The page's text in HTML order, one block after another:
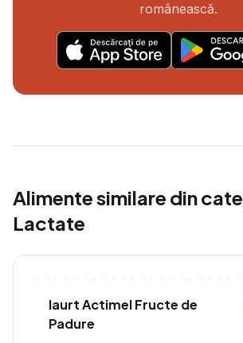
românească.
Alimente similare din
Lactate
Iaurt Actimel Fructe de
Padure